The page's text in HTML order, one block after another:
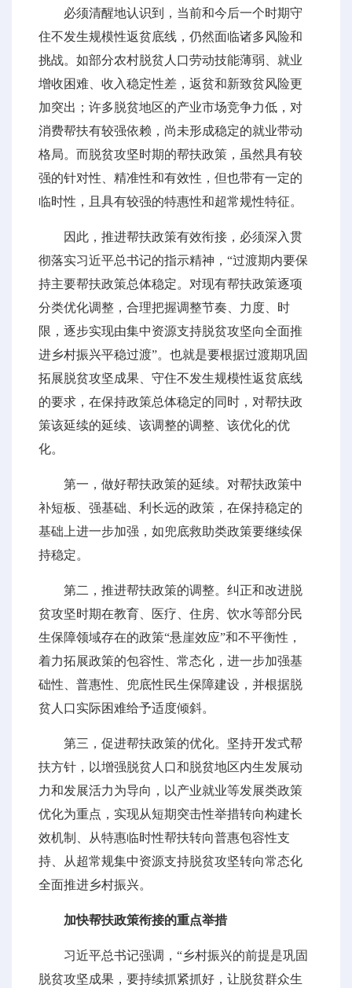
必须清醒地认识到，当前和今后一个时期守
住不发生规模性返贫底线，仍然面临诸多风险和
挑战。如部分农村脱贫人口劳动技能薄弱、就业
增收困难、收入稳定性差，返贫和新致贫风险更
加突出；许多脱贫地区的产业市场竞争力低，对
消费帮扶有较强依赖，尚未形成稳定的就业带动
格局。而脱贫攻坚时期的帮扶政策，虽然具有较
强的针对性、精准性和有效性，但也带有一定的
临时性，且具有较强的特惠性和超常规性特征。
因此，推进帮扶政策有效衔接，必须深入贯
彻落实习近平总书记的指示精神，“过渡期内要保
持主要帮扶政策总体稳定。对现有帮扶政策逐项
分类优化调整，合理把握调整节奏、力度、时
限，逐步实现由集中资源支持脱贫攻坚向全面推
进乡村振兴平稳过渡”。也就是要根据过渡期巩固
拓展脱贫攻坚成果、守住不发生规模性返贫底线
的要求，在保持政策总体稳定的同时，对帮扶政
策该延续的延续、该调整的调整、该优化的优
化。
第一，做好帮扶政策的延续。对帮扶政策中
补短板、强基础、利长远的政策，在保持稳定的
基础上进一步加强，如兜底救助类政策要继续保
持稳定。
第二，推进帮扶政策的调整。纠正和改进脱
贫攻坚时期在教育、医疗、住房、饮水等部分民
生保障领域存在的政策“悬崖效应”和不平衡性，
着力拓展政策的包容性、常态化，进一步加强基
础性、普惠性、兜底性民生保障建设，并根据脱
贫人口实际困难给予适度倾斜。
第三，促进帮扶政策的优化。坚持开发式帮
扶方针，以增强脱贫人口和脱贫地区内生发展动
力和发展活力为导向，以产业就业等发展类政策
优化为重点，实现从短期突击性举措转向构建长
效机制、从特惠临时性帮扶转向普惠包容性支
持、从超常规集中资源支持脱贫攻坚转向常态化
全面推进乡村振兴。
加快帮扶政策衔接的重点举措
习近平总书记强调，“乡村振兴的前提是巩固
脱贫攻坚成果，要持续抓紧抓好，让脱贫群众生